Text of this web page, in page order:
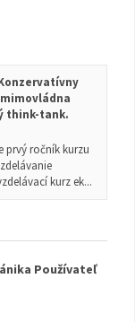
think-tank.
prvý ročník kurzu
kurz ek...
Používateľ